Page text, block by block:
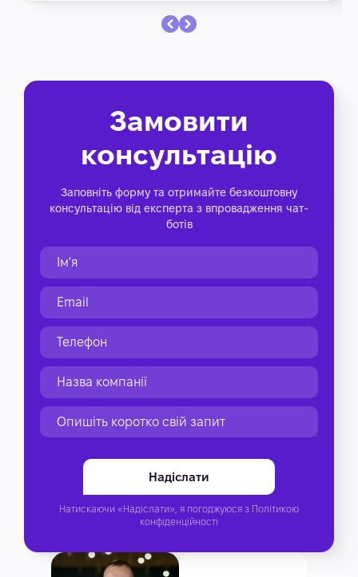
Замовити
консультацію
Заповніть форму та отримайте безкоштовну
консультацію від експерта з впровадження чат-
ботів
Натискаючи «Надіслати», я погоджуюся з Політикою
конфіденційності